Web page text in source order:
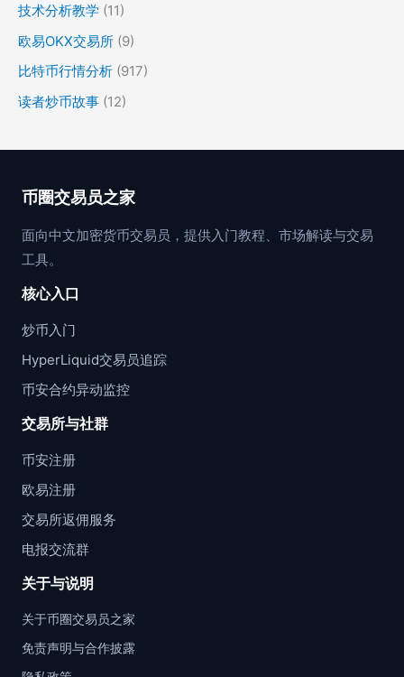
技术分析教学 (11)
欧易OKX交易所 (9)
比特币行情分析 (917)
读者炒币故事 (12)
币圈交易员之家
面向中文加密货币交易员，提供入门教程、市场解读与交易
工具。
核心入口
炒币入门
HyperLiquid交易员追踪
币安合约异动监控
交易所与社群
币安注册
欧易注册
交易所返佣服务
电报交流群
关于与说明
关于币圈交易员之家
免责声明与合作披露